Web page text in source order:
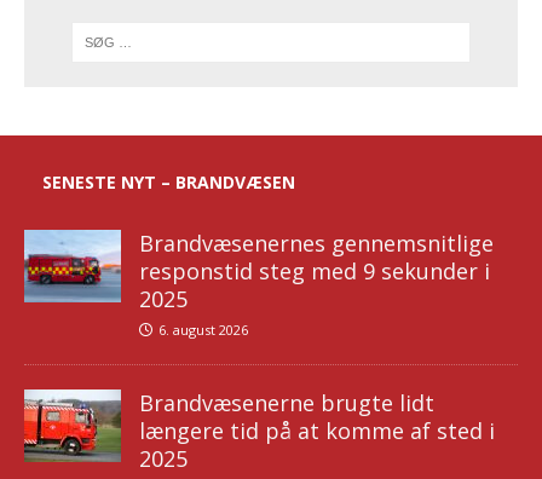
SENESTE NYT – BRANDVÆSEN
Brandvæsenernes gennemsnitlige
responstid steg med 9 sekunder i
2025
6. august 2026
Brandvæsenerne brugte lidt
længere tid på at komme af sted i
2025